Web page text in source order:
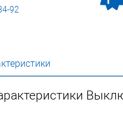
92